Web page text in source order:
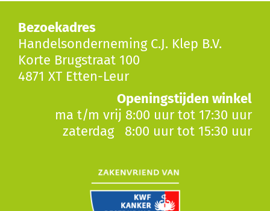
Bezoekadres
Handelsonderneming C.J. Klep B.V.
Korte Brugstraat 100
4871 XT Etten-Leur
Openingstijden winkel
ma t/m vrij 8:00 uur tot 17:30 uur
zaterdag 8:00 uur tot 15:30 uur